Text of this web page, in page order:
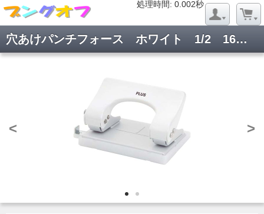
処理時間: 0.002秒
穴あけパンチフォース ホワイト 1/2 16枚あけ PU-816A WH
< >
処理時間: 0.019秒